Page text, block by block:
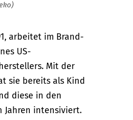
arbeitet im Brand-
US-
Mit der
sie bereits als Kind
diese in den
Jahren intensiviert.